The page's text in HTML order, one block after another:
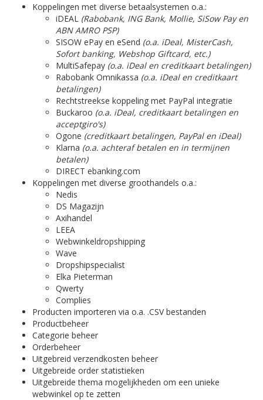
Koppelingen met diverse betaalsystemen o.a.:
iDEAL (Rabobank, ING Bank, Mollie, SiSow Pay en
ABN AMRO PSP)
SISOW ePay en eSend (o.a. iDeal, MisterCash,
Sofort banking, Webshop Giftcard, etc.)
MultiSafepay (o.a. iDeal en creditkaart betalingen)
Rabobank Omnikassa (o.a. iDeal en creditkaart
betalingen)
Rechtstreekse koppeling met PayPal integratie
Buckaroo (o.a. iDeal, creditkaart betalingen en
acceptgiro's)
Ogone (creditkaart betalingen, PayPal en iDeal)
Klarna (o.a. achteraf betalen en in termijnen
betalen)
DIRECT ebanking.com
Koppelingen met diverse groothandels o.a.:
Nedis
DS Magazijn
Axihandel
LEEA
Webwinkeldropshipping
Wave
Dropshipspecialist
Elka Pieterman
Qwerty
Complies
Producten importeren via o.a. .CSV bestanden
Productbeheer
Categorie beheer
Orderbeheer
Uitgebreid verzendkosten beheer
Uitgebreide order statistieken
Uitgebreide thema mogelijkheden om een unieke
webwinkel op te zetten